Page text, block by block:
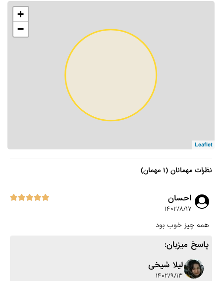
+
−
Leaflet
نظرات مهمانان (۱ مهمان)
احسان
۱۴۰۲/۸/۱۷
همه چیز خوب بود
پاسخ میزبان:
لیلا شیخی
۱۴۰۲/۹/۱۳